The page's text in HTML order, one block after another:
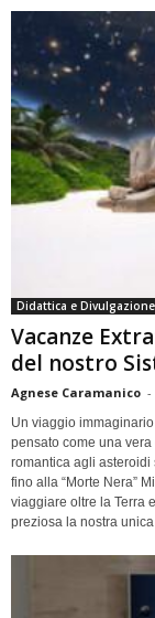
Didattica e Divulgazione
Vacanze
del nostro
Agnese Caramanico -
Un viaggio
pensato come una
romantica agli
fino alla “Morte Nera”
viaggiare oltre la Terra
preziosa la nostra